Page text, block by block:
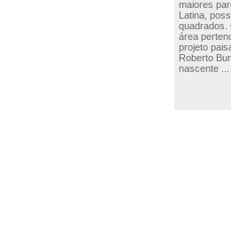
maiores
Latina,
quadrados.
área
projeto
Roberto
nascente ...